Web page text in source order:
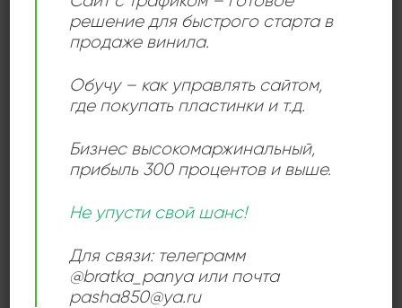
Shell – Turtle Rhapsody
1000,00₽
Продается: Интернет-магазин
Продано
1800,00
Продается: Интернет-магазин
Продано
Add to
решение для быстрого старта в
продаже винила.
Обучу – как управлять сайтом,
где покупать пластинки и т.д.
Бизнес высокомаржинальный,
прибыль 300 процентов и выше.
Не упусти свой шанс!
Для связи: телеграмм
@bratka_panya или почта
pasha850@ya.ru